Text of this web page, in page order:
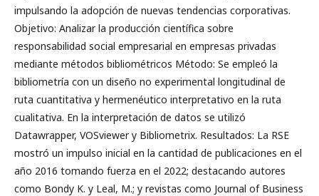
impulsando la adopción de nuevas tendencias corporativas.
Objetivo: Analizar la producción científica sobre
responsabilidad social empresarial en empresas privadas
mediante métodos bibliométricos Método: Se empleó la
bibliometría con un diseño no experimental longitudinal de
ruta cuantitativa y hermenéutico interpretativo en la ruta
cualitativa. En la interpretación de datos se utilizó
Datawrapper, VOSviewer y Bibliometrix. Resultados: La RSE
mostró un impulso inicial en la cantidad de publicaciones en el
año 2016 tomando fuerza en el 2022; destacando autores
como Bondy K. y Leal, M.; y revistas como Journal of Business